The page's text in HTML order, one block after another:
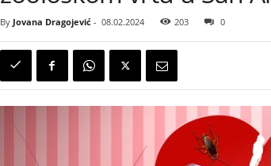
By Jovana Dragojević- 08.02.2024 203 0